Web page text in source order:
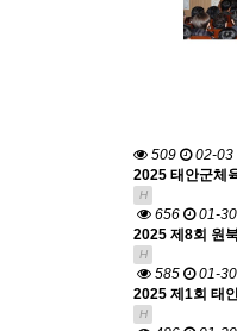
509 02-03
2025 태안군체
H
656 01-30
2025 제8회 원
H
585 01-30
2025 제1회 태
H